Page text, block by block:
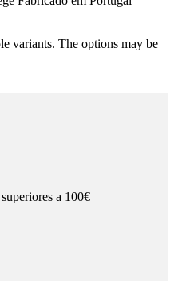
variants. The options may be
a 100€